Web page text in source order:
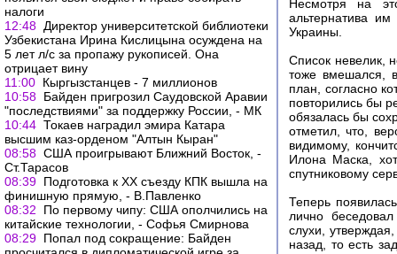
налоги
12:48 Директор университетской библиотеки
Узбекистана Ирина Кислицына осуждена на
5 лет л/с за пропажу рукописей. Она
отрицает вину
11:00 Кыргызстанцев - 7 миллионов
10:58 Байден пригрозил Саудовской Аравии
"последствиями" за поддержку России, - МК
10:44 Токаев наградил эмира Катара
высшим каз-орденом "Алтын Кыран"
08:58 США проигрывают Ближний Восток, -
Ст.Тарасов
08:39 Подготовка к XX съезду КПК вышла на
финишную прямую, - В.Павленко
08:32
По первому чипу: США ополчились на
китайские технологии, - Софья Смирнова
08:29 Попал под сокращение: Байден
Несмотря на
альтернатива
Украины.
Список невелик,
тоже вмешался,
план, согласно
повторились бы
обязалась бы
отметил, что,
видимому,
Илона Маска,
спутниковому
Теперь
лично
слухи,
назад, то есть